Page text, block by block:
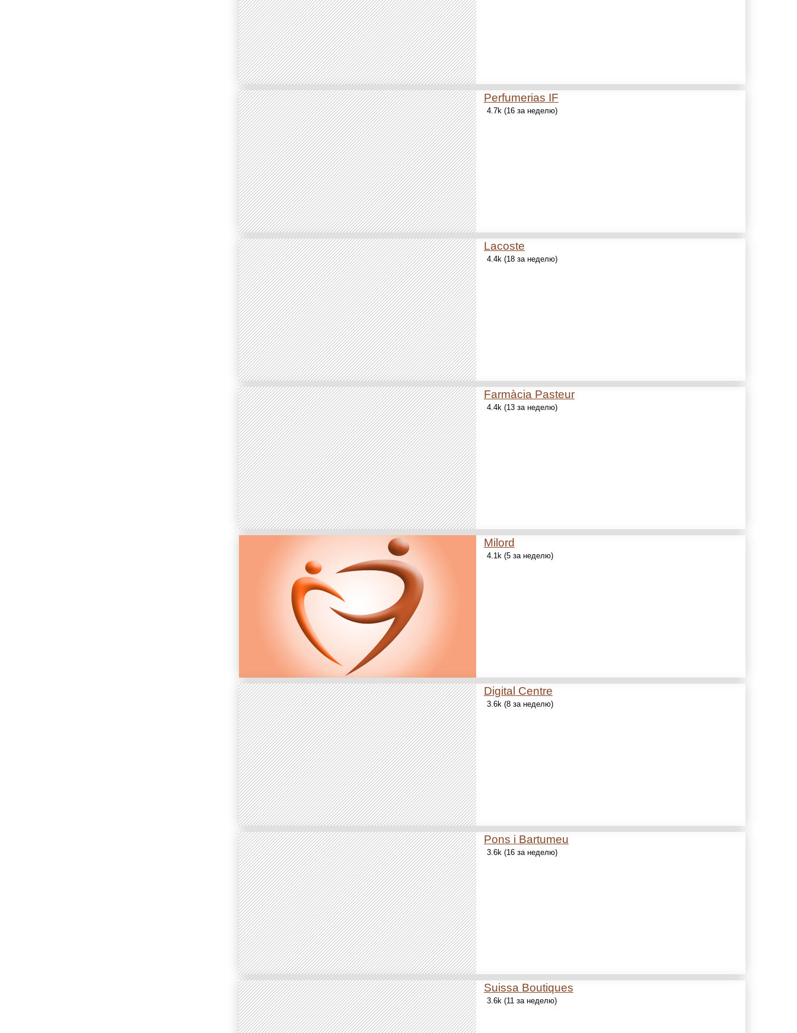
Perfumerias IF
4.7k (16 за неделю)
Lacoste
4.4k (18 за неделю)
Farmàcia Pasteur
4.4k (13 за неделю)
Milord
4.1k (5 за неделю)
Digital Centre
3.6k (8 за неделю)
Pons i Bartumeu
3.6k (16 за неделю)
Suissa Boutiques
3.6k (11 за неделю)